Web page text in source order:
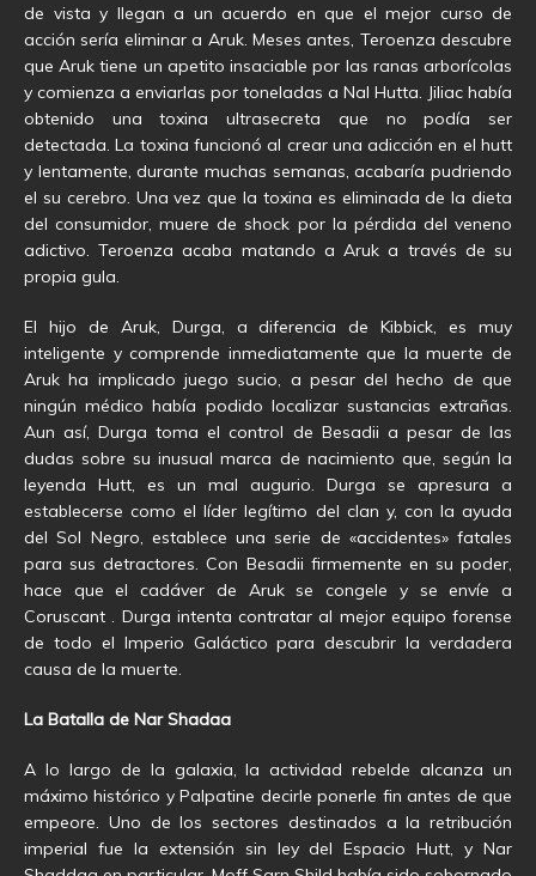
de vista y llegan a un acuerdo en que el mejor curso de
acción sería eliminar a Aruk. Meses antes, Teroenza descubre
que Aruk tiene un apetito insaciable por las ranas arborícolas
y comienza a enviarlas por toneladas a Nal Hutta. Jiliac había
obtenido una toxina ultrasecreta que no podía ser
detectada. La toxina funcionó al crear una adicción en el hutt
y lentamente, durante muchas semanas, acabaría pudriendo
el su cerebro. Una vez que la toxina es eliminada de la dieta
del consumidor, muere de shock por la pérdida del veneno
adictivo. Teroenza acaba matando a Aruk a través de su
propia gula.
El hijo de Aruk, Durga, a diferencia de Kibbick, es muy
inteligente y comprende inmediatamente que la muerte de
Aruk ha implicado juego sucio, a pesar del hecho de que
ningún médico había podido localizar sustancias extrañas.
Aun así, Durga toma el control de Besadii a pesar de las
dudas sobre su inusual marca de nacimiento que, según la
leyenda Hutt, es un mal augurio. Durga se apresura a
establecerse como el líder legítimo del clan y, con la ayuda
del Sol Negro, establece una serie de «accidentes» fatales
para sus detractores. Con Besadii firmemente en su poder,
hace que el cadáver de Aruk se congele y se envíe a
Coruscant . Durga intenta contratar al mejor equipo forense
de todo el Imperio Galáctico para descubrir la verdadera
causa de la muerte.
La Batalla de Nar Shadaa
A lo largo de la galaxia, la actividad rebelde alcanza un
máximo histórico y Palpatine decirle ponerle fin antes de que
empeore. Uno de los sectores destinados a la retribución
imperial fue la extensión sin ley del Espacio Hutt, y Nar